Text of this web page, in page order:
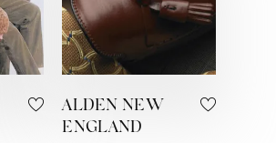
ALDEN NEW
ENGLAND